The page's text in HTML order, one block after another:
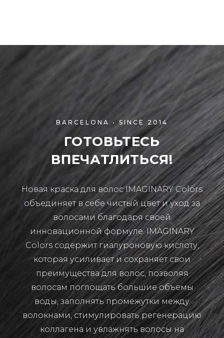
BARCELONA • SINCE 2014
ГОТОВЬТЕСЬ
ВПЕЧАТЛИТЬСЯ!
Новая краска для волос IMAGINARY Colors
объединяет в себе чистый цвет и уход за
волосами благодаря своей
инновационной формуле. IMAGINARY
Colors содержит гиалуроновую кислоту,
которая усиливает и сохраняет свои
преимущества для волос, позволяя
волосам поглощать большие объемы
воды, заполнять промежутки между
волокнами, стимулировать регенерацию
коллагена и увлажнять волосы на